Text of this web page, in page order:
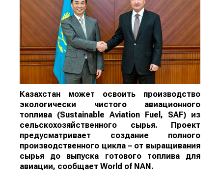
Казахстан может освоить производство
экологически чистого авиационного
топлива (Sustainable Aviation Fuel, SAF) из
сельскохозяйственного сырья. Проект
предусматривает создание полного
производственного цикла – от выращивания
сырья до выпуска готового топлива для
авиации, сообщает World of NAN.